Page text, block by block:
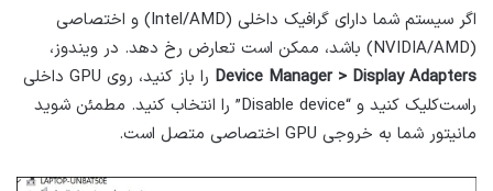
اگر سیستم شما دارای گرافیک داخلی (Intel/AMD) و اختصاصی
(NVIDIA/AMD) باشد، ممکن است تعارض رخ دهد. در ویندوز،
Device Manager > Display Adapters
را باز کنید، روی GPU داخلی
راست‌کلیک کنید و “Disable device” را انتخاب کنید. مطمئن شوید
مانیتور شما به خروجی GPU اختصاصی متصل است.